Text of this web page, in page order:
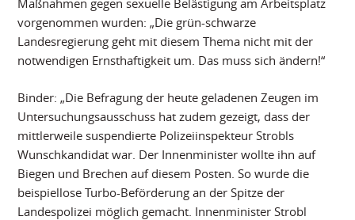
Maßnahmen gegen sexuelle Belästigung am Arbeitsplatz
vorgenommen wurden: „Die grün-schwarze
Landesregierung geht mit diesem Thema nicht mit der
notwendigen Ernsthaftigkeit um. Das muss sich ändern!“
Binder: „Die Befragung der heute geladenen Zeugen im
Untersuchungsausschuss hat zudem gezeigt, dass der
mittlerweile suspendierte Polizeiinspekteur Strobls
Wunschkandidat war. Der Innenminister wollte ihn auf
Biegen und Brechen auf diesem Posten. So wurde die
beispiellose Turbo-Beförderung an der Spitze der
Landespolizei möglich gemacht. Innenminister Strobl